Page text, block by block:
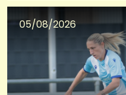
05/08/2026